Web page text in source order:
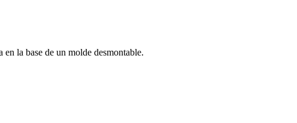
la base de un molde desmontable.